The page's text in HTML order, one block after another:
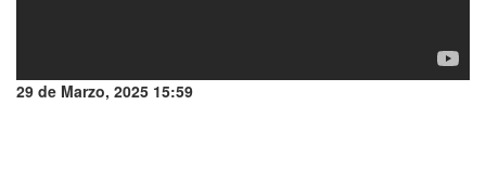
29 de Marzo, 2025 15:59